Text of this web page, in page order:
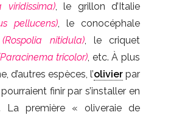
viridissima), le grillon d’Italie
pellucens), le conocéphale
(Rospolia nitidula), le criquet
tricolor), etc. À plus
d’autres espèces, l’olivier par
finir par s’installer en
La première « oliveraie de